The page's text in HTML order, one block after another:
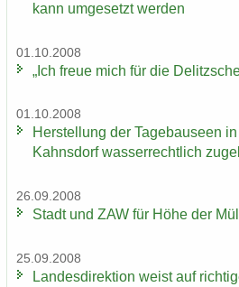
kann um­ge­setzt wer­den
01.10.2008
„Ich freue mich für die
01.10.2008
Her­stel­lung der Ta­ge­bau­se­en
Kahns­dorf was­ser­recht­lich
26.09.2008
Stadt und ZAW für Höhe der
25.09.2008
Lan­des­di­rek­ti­on weist auf